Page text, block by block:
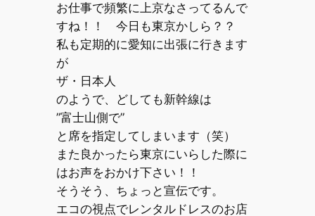
お仕事で頻繁に上京なさってるんで
すね！！ 今日も東京かしら？？
私も定期的に愛知に出張に行きます
が
ザ・日本人
のようで、どしても新幹線は
”富士山側で”
と席を指定してしまいます（笑）
また良かったら東京にいらした際に
はお声をおかけ下さい！！
そうそう、ちょっと宣伝です。
エコの視点でレンタルドレスのお店